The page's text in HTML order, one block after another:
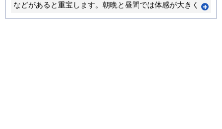
などがあると重宝します。朝晩と昼間では体感が大きく